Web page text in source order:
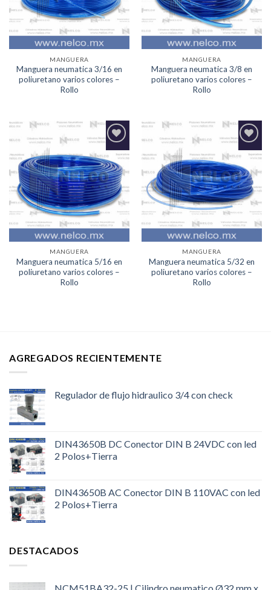
MANGUERA
Manguera neumatica 3/16 en
poliuretano varios colores –
Rollo
MANGUERA
Manguera neumatica 3/8 en
poliuretano varios colores –
Rollo
Agregar
a la
Lista de
deseos
MANGUERA
Manguera neumatica 5/16 en
poliuretano varios colores –
Rollo
Agregar
a la
Lista de
deseos
MANGUERA
Manguera neumatica 5/32 en
poliuretano varios colores –
Rollo
AGREGADOS RECIENTEMENTE
Regulador de flujo hidraulico 3/4 con check
DIN43650B DC Conector DIN B 24VDC con led
2 Polos+Tierra
DIN43650B AC Conector DIN B 110VAC con led
2 Polos+Tierra
DESTACADOS